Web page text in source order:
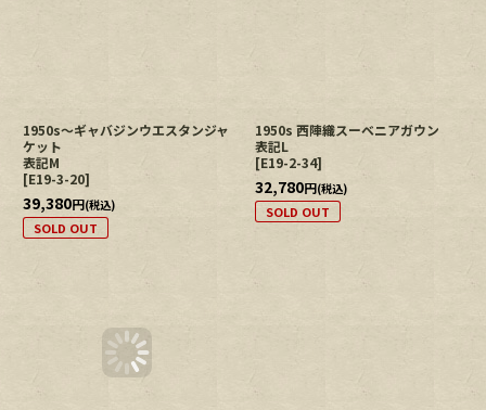
1950s〜ギャバジンウエスタンジャ
ケット
表記M
[E19-3-20]
39,380円(税込)
SOLD OUT
1950s 西陣織スーベニアガウン
表記L
[E19-2-34]
32,780円(税込)
SOLD OUT